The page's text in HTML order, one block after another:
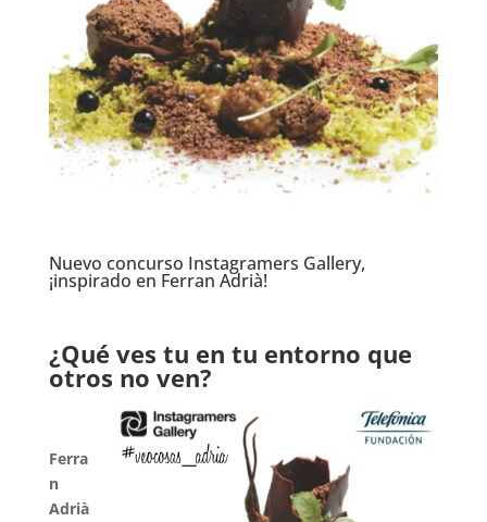
Nuevo concurso Instagramers Gallery,
¡inspirado en Ferran Adrià!
.
¿Qué ves tu en tu entorno que
otros no ven?
Ferra
n
Adrià